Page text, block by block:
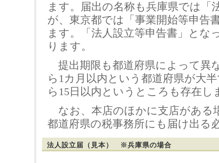
ます。届出の名称も兵庫県では「
が、東京都では「事業開始等申告
ます。「法人設立等申告書」とな
ります。
提出期限も都道府県によって異
ら1カ月以内という都道府県が大
ら15日以内というところも存在し
なお、本店のほかに支店がある
都道府県の税事務所にも届け出る
法人設立届（見本） ※兵庫県の場合